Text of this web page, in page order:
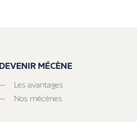
DEVENIR MÉCÈNE
Les avantages
Nos mécènes